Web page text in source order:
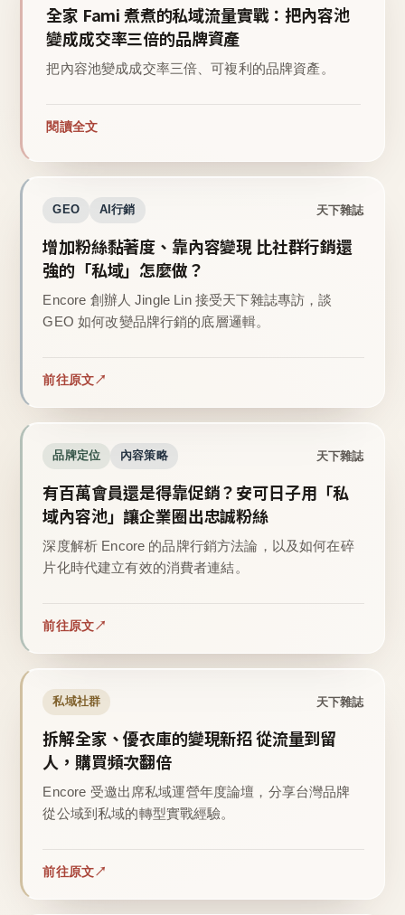
全家 Fami 煮煮的私域流量實戰：把內容池
變成成交率三倍的品牌資產
把內容池變成成交率三倍、可複利的品牌資產。
閱讀全文
GEO AI行銷 天下雜誌
增加粉絲黏著度、靠內容變現 比社群行銷還
強的「私域」怎麼做？
Encore 創辦人 Jingle Lin 接受天下雜誌專訪，談
GEO 如何改變品牌行銷的底層邏輯。
前往原文
品牌定位 內容策略 天下雜誌
有百萬會員還是得靠促銷？安可日子用「私
域內容池」讓企業圈出忠誠粉絲
深度解析 Encore 的品牌行銷方法論，以及如何在碎
片化時代建立有效的消費者連結。
前往原文
私域社群 天下雜誌
拆解全家、優衣庫的變現新招 從流量到留
人，購買頻次翻倍
Encore 受邀出席私域運營年度論壇，分享台灣品牌
從公域到私域的轉型實戰經驗。
前往原文